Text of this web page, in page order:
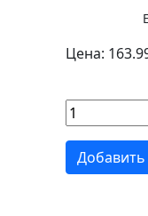
Цена:
Добавить